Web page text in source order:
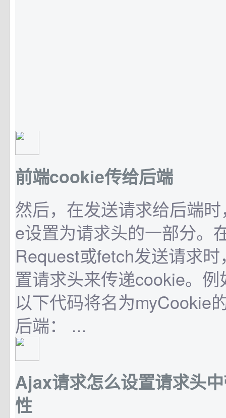
前端cookie传给后端
然后，在发送请求给后端
e设置为请求头的一部分。
Request或fetch发送请求
置请求头来传递cookie。
以下代码将名为myCookie
后端： ...
Ajax请求怎么设置请求头
性